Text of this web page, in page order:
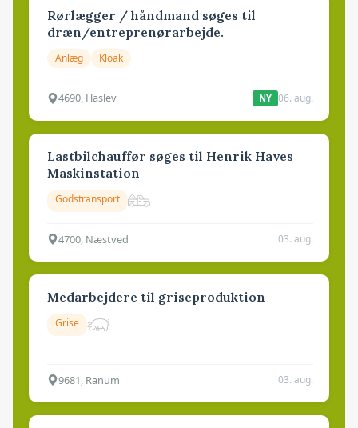
Rørlægger / håndmand søges til
dræn/entreprenørarbejde.
Anlæg Kloak
4690, Haslev NY 06. aug.
Lastbilchauffør søges til Henrik Haves
Maskinstation
Godstransport
4700, Næstved 03. aug.
Medarbejdere til griseproduktion
Grise
9681, Ranum 03. aug.